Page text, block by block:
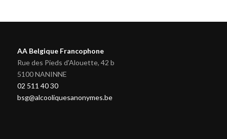
AA Belgique Francophone
Rue des Pieds d'Alouette, 42 b
5100 NANINNE
02 511 40 30
bsg@alcooliquesanonymes.be